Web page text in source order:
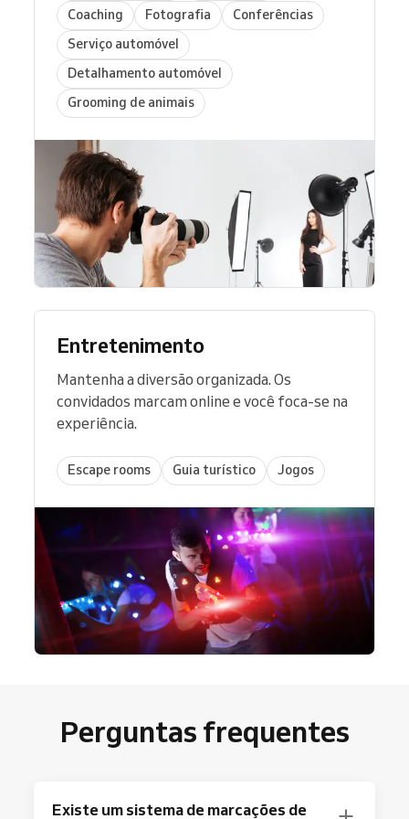
Coaching Fotografia
Conferências
Serviço automóvel
Detalhamento automóvel
Grooming de animais
Entretenimento
Mantenha a diversão organizada. Os
convidados marcam online e você foca-se na
experiência.
Escape rooms Guia turístico Jogos
Perguntas frequentes
Existe um sistema de marcações de